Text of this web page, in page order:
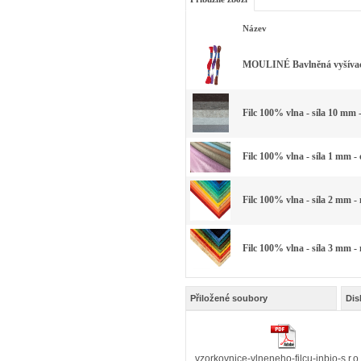
Název
MOULINÉ Bavlněná
Filc 100% vlna - síla 10 mm
Filc 100% vlna - síla 1 mm
Filc 100% vlna - síla 2 mm -
Filc 100% vlna - síla 3 mm -
Přiložené soubory
vzorkovnice-vlneneho-filcu-inbio-